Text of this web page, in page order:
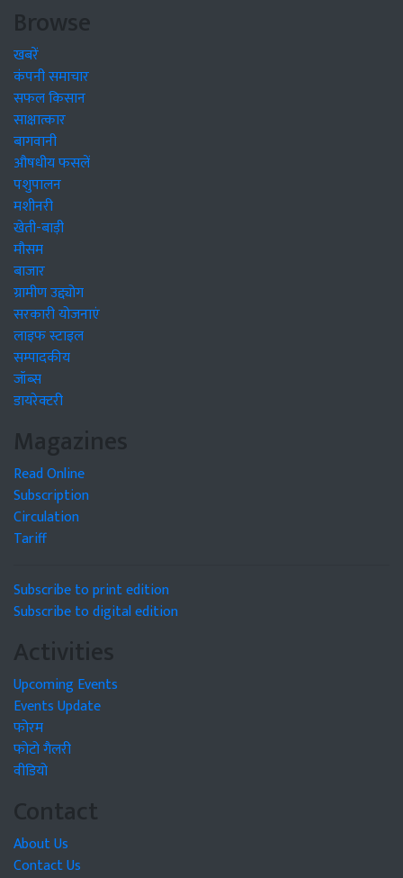
Browse
खबरें
कंपनी समाचार
सफल किसान
साक्षात्कार
बागवानी
औषधीय फसलें
पशुपालन
मशीनरी
खेती-बाड़ी
मौसम
बाजार
ग्रामीण उद्द्योग
सरकारी योजनाएं
लाइफ स्टाइल
सम्पादकीय
जॉब्स
डायरेक्टरी
Magazines
Read Online
Subscription
Circulation
Tariff
Subscribe to print edition
Subscribe to digital edition
Activities
Upcoming Events
Events Update
फोरम
फोटो गैलरी
वीडियो
Contact
About Us
Contact Us